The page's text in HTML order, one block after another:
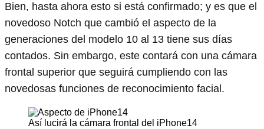
Bien, hasta ahora esto si está confirmado; y es que el
novedoso Notch que cambió el aspecto de la
generaciones del modelo 10 al 13 tiene sus días
contados. Sin embargo, este contará con una cámara
frontal superior que seguirá cumpliendo con las
novedosas funciones de reconocimiento facial.
Así lucirá la cámara frontal del iPhone14